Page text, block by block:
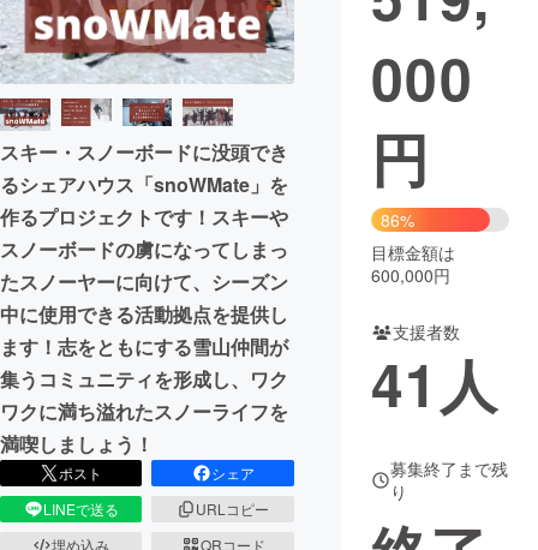
映像・映画
ビジネス・起業
まちづくり・地域活性化
CAMPFIRE for Social Good
CAMPFIRE Creation
CAMPFIREふるさと納税machi-ya コミュニティ
スキー・スノーボードに没頭でき
るシェアハウス「snoWMate」を
作るプロジェクトです！スキーや
スノーボードの虜になってしまっ
たスノーヤーに向けて、シーズン
中に使用できる活動拠点を提供し
ます！志をともにする雪山仲間が
集うコミュニティを形成し、ワク
ワクに満ち溢れたスノーライフを
満喫しましょう！
ポスト
シェア
LINEで送る
URLコピー
埋め込み
QRコード
000
円
86%
目標金額は
600,000円
支援者数
41 人
募集終了まで残
り